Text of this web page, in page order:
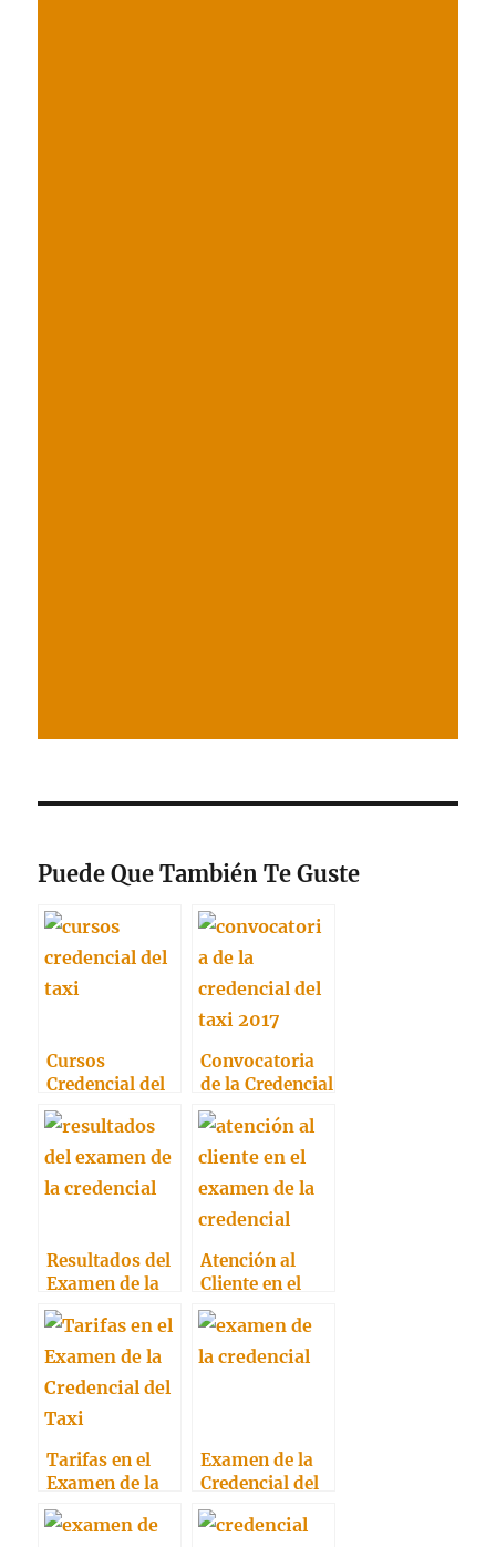
Puede Que También Te Guste
Cursos
Credencial del
Taxi
Convocatoria
de la Credencial
del Taxi 2017
Resultados del
Examen de la
Credencial:
Consulta tu
nota
Atención al
Cliente en el
Examen de la
Credencial
Tarifas en el
Examen de la
Credencial del
Taxi
Examen de la
Credencial del
Taxi de
Barcelona